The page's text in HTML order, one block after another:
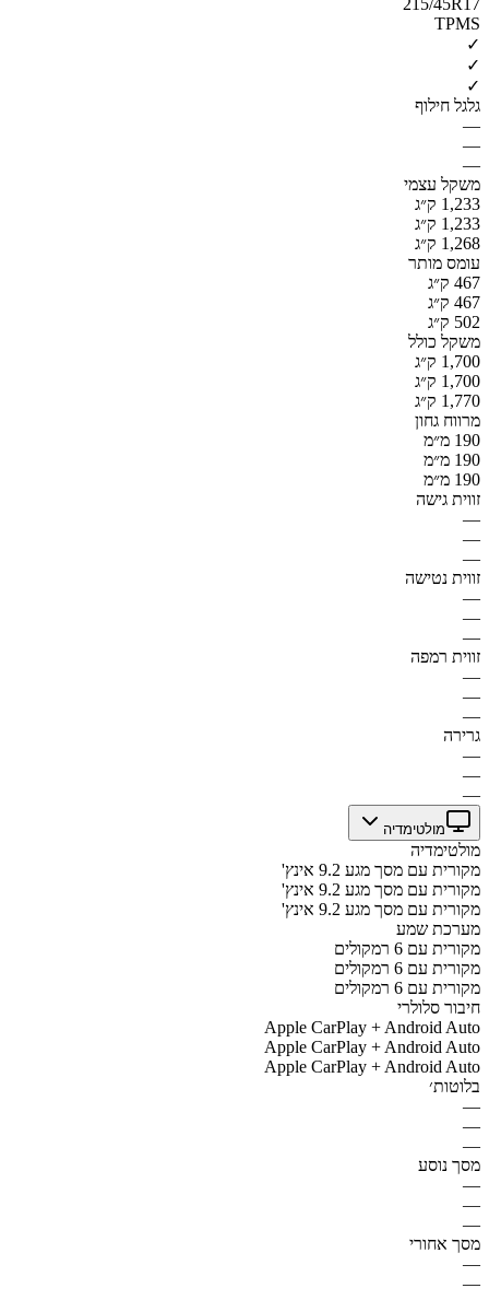
TPMS
✓
✓
✓
גלגל חילוף
—
—
—
משקל עצמי
1,233 ק״ג
1,233 ק״ג
1,268 ק״ג
עומס מותר
467 ק״ג
467 ק״ג
502 ק״ג
משקל כולל
1,700 ק״ג
1,700 ק״ג
1,770 ק״ג
מרווח גחון
190 מ״מ
190 מ״מ
190 מ״מ
זווית גישה
—
—
—
זווית נטישה
—
—
—
זווית רמפה
—
—
—
גרירה
—
—
—
מולטימדיה
מולטימדיה
מקורית עם מסך מגע 9.2 אינץ'
מקורית עם מסך מגע 9.2 אינץ'
מקורית עם מסך מגע 9.2 אינץ'
מערכת שמע
מקורית עם 6 רמקולים
מקורית עם 6 רמקולים
מקורית עם 6 רמקולים
חיבור סלולרי
Apple CarPlay + Android Auto
Apple CarPlay + Android Auto
Apple CarPlay + Android Auto
בלוטות׳
—
—
—
מסך נוסע
—
—
—
מסך אחורי
—
—